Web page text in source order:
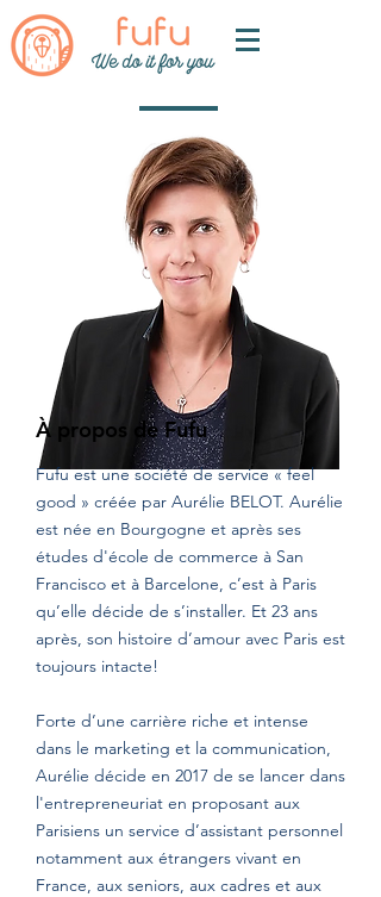
À propos de Fufu
Fufu est une société de service « feel
good » créée par Aurélie BELOT. Aurélie
est née en Bourgogne et après ses
études d'école de commerce à San
Francisco et à Barcelone, c’est à Paris
qu’elle décide de s’installer. Et 23 ans
après, son histoire d’amour avec Paris est
toujours intacte!
Forte d’une carrière riche et intense
dans le marketing et la communication,
Aurélie décide en 2017 de se lancer dans
l'entrepreneuriat en proposant aux
Parisiens un service d’assistant personnel
notamment aux étrangers vivant en
France, aux seniors, aux cadres et aux